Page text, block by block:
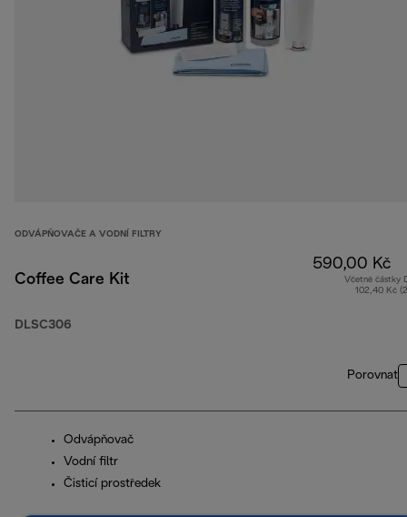
ODVÁPŇOVAČE A VODNÍ FILTRY
Coffee Care Kit
DLSC306
590,00 Kč
Včetně částky
102,40 Kč
Porovnat
Odvápňovač
Vodní filtr
Čisticí prostředek